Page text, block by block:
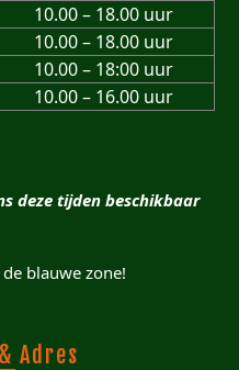
10.00 – 18.00 uur
10.00 – 18.00 uur
10.00 – 18:00 uur
10.00 – 16.00 uur
deze tijden beschikbaar
blauwe zone!
Adres